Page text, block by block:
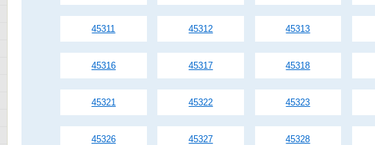
45311 45312 45313
45316 45317 45318
45321 45322 45323
45326 45327 45328